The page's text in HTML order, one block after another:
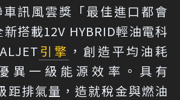
訊風雲獎「最佳進口都會
搭載12V HYBRID輕油電科
引擎 ，創造平均油耗
異一級能源效率。具有
距排氣量，造就稅金與燃油